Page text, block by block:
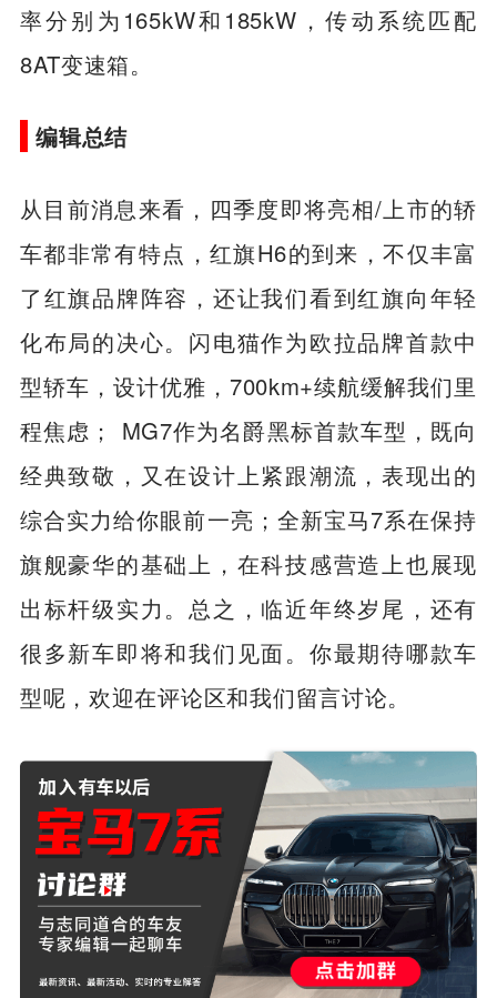
率分别为165kW和185kW，传动系统匹配
8AT变速箱。
编辑总结
从目前消息来看，四季度即将亮相/上市的轿
车都非常有特点，红旗H6的到来，不仅丰富
了红旗品牌阵容，还让我们看到红旗向年轻
化布局的决心。闪电猫作为欧拉品牌首款中
型轿车，设计优雅，700km+续航缓解我们里
程焦虑； MG7作为名爵黑标首款车型，既向
经典致敬，又在设计上紧跟潮流，表现出的
综合实力给你眼前一亮；全新宝马7系在保持
旗舰豪华的基础上，在科技感营造上也展现
出标杆级实力。总之，临近年终岁尾，还有
很多新车即将和我们见面。你最期待哪款车
型呢，欢迎在评论区和我们留言讨论。